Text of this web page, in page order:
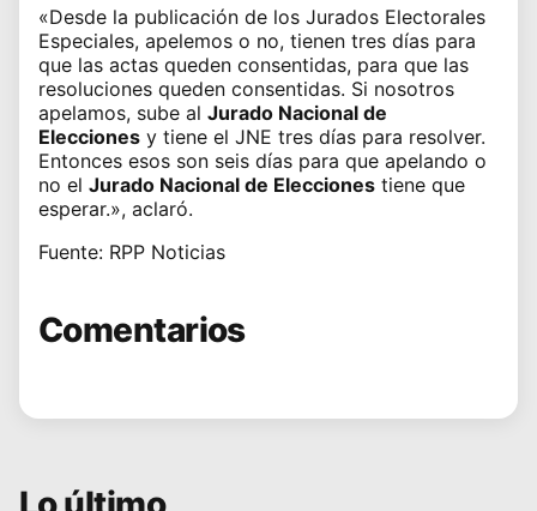
«Desde la publicación de los Jurados Electorales
Especiales, apelemos o no, tienen tres días para
que las actas queden consentidas, para que las
resoluciones queden consentidas. Si nosotros
apelamos, sube al Jurado Nacional de
Elecciones y tiene el JNE tres días para resolver.
Entonces esos son seis días para que apelando o
no el Jurado Nacional de Elecciones tiene que
esperar.», aclaró.
Fuente: RPP Noticias
Comentarios